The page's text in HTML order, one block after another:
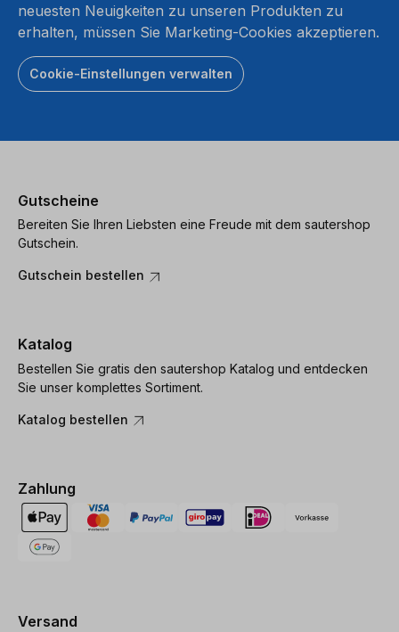
neuesten Neuigkeiten zu unseren Produkten zu
erhalten, müssen Sie Marketing-Cookies akzeptieren.
Cookie-Einstellungen verwalten
Gutscheine
Bereiten Sie Ihren Liebsten eine Freude mit dem sautershop
Gutschein.
Gutschein bestellen
Katalog
Bestellen Sie gratis den sautershop Katalog und entdecken
Sie unser komplettes Sortiment.
Katalog bestellen
Zahlung
Versand